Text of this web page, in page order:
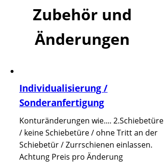
Zubehör und
Änderungen
Individualisierung /
Sonderanfertigung
Konturänderungen wie.... 2.Schiebetüre
/ keine Schiebetüre / ohne Tritt an der
Schiebetür / Zurrschienen einlassen.
Achtung Preis pro Änderung